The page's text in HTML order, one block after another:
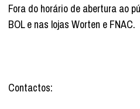
Fora do horário de abertura ao
BOL e nas lojas Worten e FNAC.
Contactos: